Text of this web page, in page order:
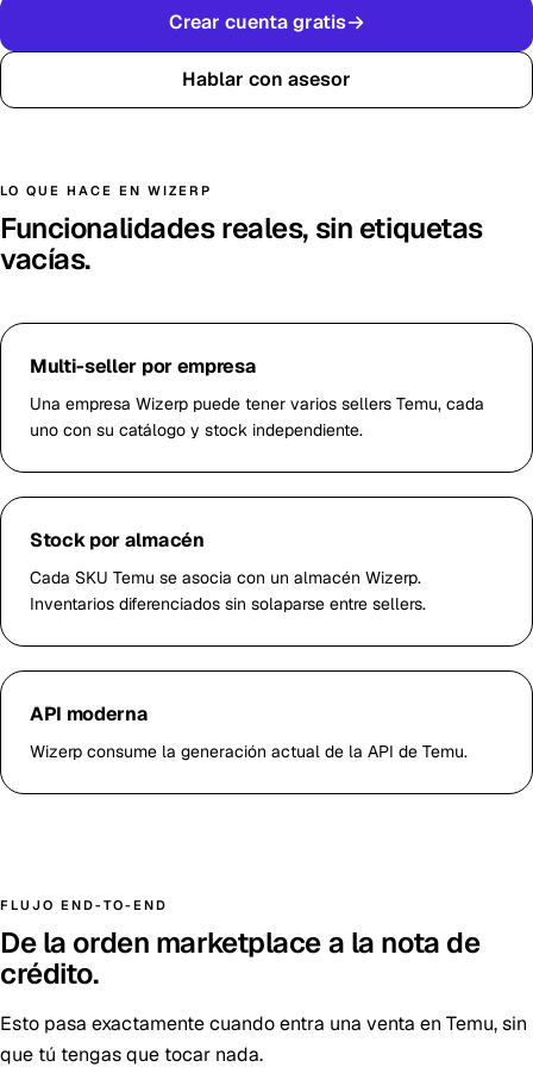
Crear cuenta gratis
Hablar con asesor
LO QUE HACE EN WIZERP
Funcionalidades reales, sin etiquetas
vacías.
Multi-seller por empresa
Una empresa Wizerp puede tener varios sellers Temu, cada
uno con su catálogo y stock independiente.
Stock por almacén
Cada SKU Temu se asocia con un almacén Wizerp.
Inventarios diferenciados sin solaparse entre sellers.
API moderna
Wizerp consume la generación actual de la API de Temu.
FLUJO END-TO-END
De la orden marketplace a la nota de
crédito.
Esto pasa exactamente cuando entra una venta en Temu, sin
que tú tengas que tocar nada.